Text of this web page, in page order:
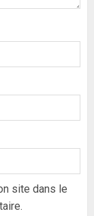
site dans le
met en